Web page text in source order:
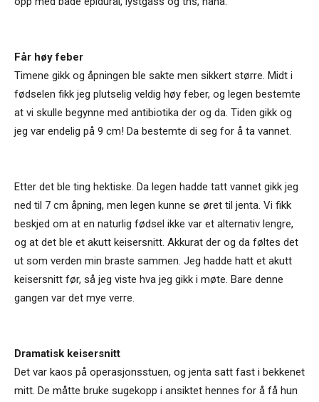
Får høy feber
Timene gikk og åpningen ble sakte men sikkert større. Midt i
fødselen fikk jeg plutselig veldig høy feber, og legen bestemte
at vi skulle begynne med antibiotika der og da. Tiden gikk og
jeg var endelig på 9 cm! Da bestemte di seg for å ta vannet.
Etter det ble ting hektiske. Da legen hadde tatt vannet gikk jeg
ned til 7 cm åpning, men legen kunne se øret til jenta. Vi fikk
beskjed om at en naturlig fødsel ikke var et alternativ lengre,
og at det ble et akutt keisersnitt. Akkurat der og da føltes det
ut som verden min braste sammen. Jeg hadde hatt et akutt
keisersnitt før, så jeg viste hva jeg gikk i møte. Bare denne
gangen var det mye verre.
Dramatisk keisersnitt
Det var kaos på operasjonsstuen, og jenta satt fast i bekkenet
mitt. De måtte bruke sugekopp i ansiktet hennes for å få hun